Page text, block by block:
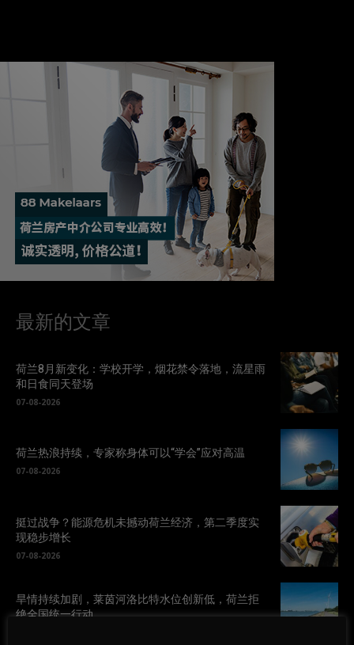
最新的文章
荷兰8月新变化：学校开学，烟花禁令落地，流星雨
和日食同天登场
07-08-2026
荷兰热浪持续，专家称身体可以“学会”应对高温
07-08-2026
挺过战争？能源危机未撼动荷兰经济，第二季度实
现稳步增长
07-08-2026
旱情持续加剧，莱茵河洛比特水位创新低，荷兰拒
绝全国统一行动